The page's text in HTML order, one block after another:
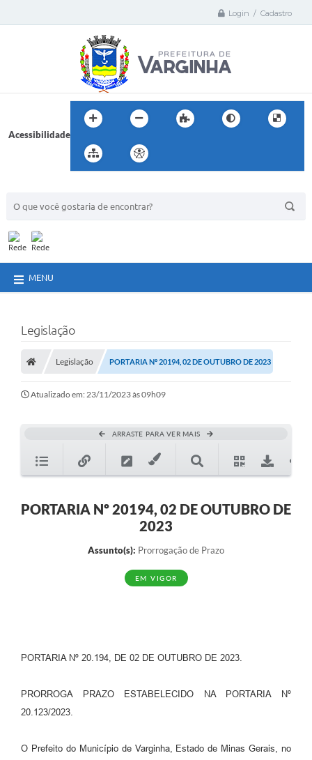
Login / Cadastro
Acessibilidade
MENU
Legislação
Legislação PORTARIA Nº 20194, 02 DE OUTUBRO DE 2023
Atualizado em: 23/11/2023 às 09h09
ARRASTE PARA VER MAIS
PORTARIA Nº 20194, 02 DE OUTUBRO DE
2023
Assunto(s): Prorrogação de Prazo
EM VIGOR
PORTARIA Nº 20.194, DE 02 DE OUTUBRO DE 2023.
PRORROGA PRAZO ESTABELECIDO NA PORTARIA Nº
20.123/2023.
O Prefeito do Município de Varginha, Estado de Minas Gerais, no